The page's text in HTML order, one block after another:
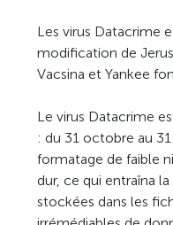
Les virus Datacrime
modification de
Vacsina et Yankee
Le virus Datacrime
: du 31 octobre au
formatage de faible
dur, ce qui entraîna
stockées dans les